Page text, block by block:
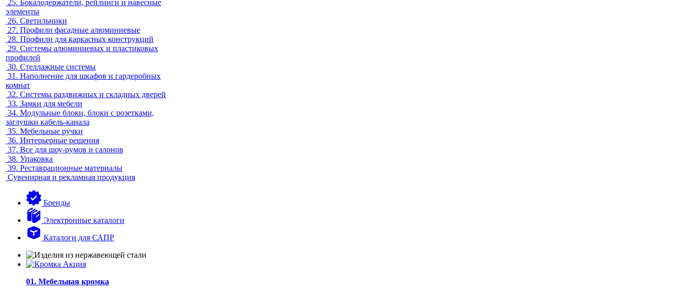
25. Бокалодержатели, рейлинги и навесные
элементы
26. Светильники
27. Профили фасадные алюминиевые
28. Профили для каркасных конструкций
29. Системы алюминиевых и пластиковых
профилей
30. Стеллажные системы
31. Наполнение для шкафов и гардеробных
комнат
32. Системы раздвижных и складных дверей
33. Замки для мебели
34. Модульные блоки, блоки с розетками,
заглушки кабель-канала
35. Мебельные ручки
36. Интерьерные решения
37. Все для шоу-румов и салонов
38. Упаковка
39. Реставрационные материалы
Сувенирная и рекламная продукция
Бренды
Электронные каталоги
Каталоги для САПР
01. Мебельная кромка